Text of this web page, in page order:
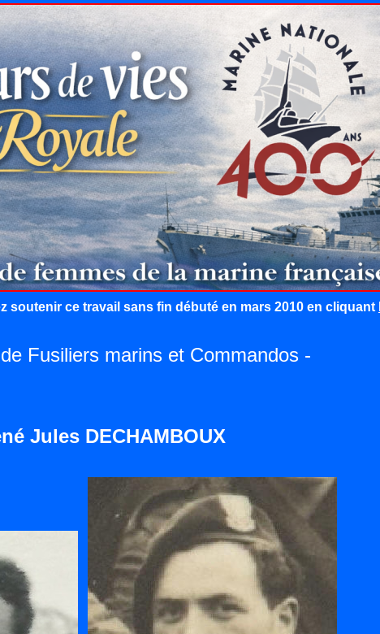
soutenir ce travail sans fin débuté en mars 2010 en cliquant
Fusiliers marins et Commandos -
Jules DECHAMBOUX